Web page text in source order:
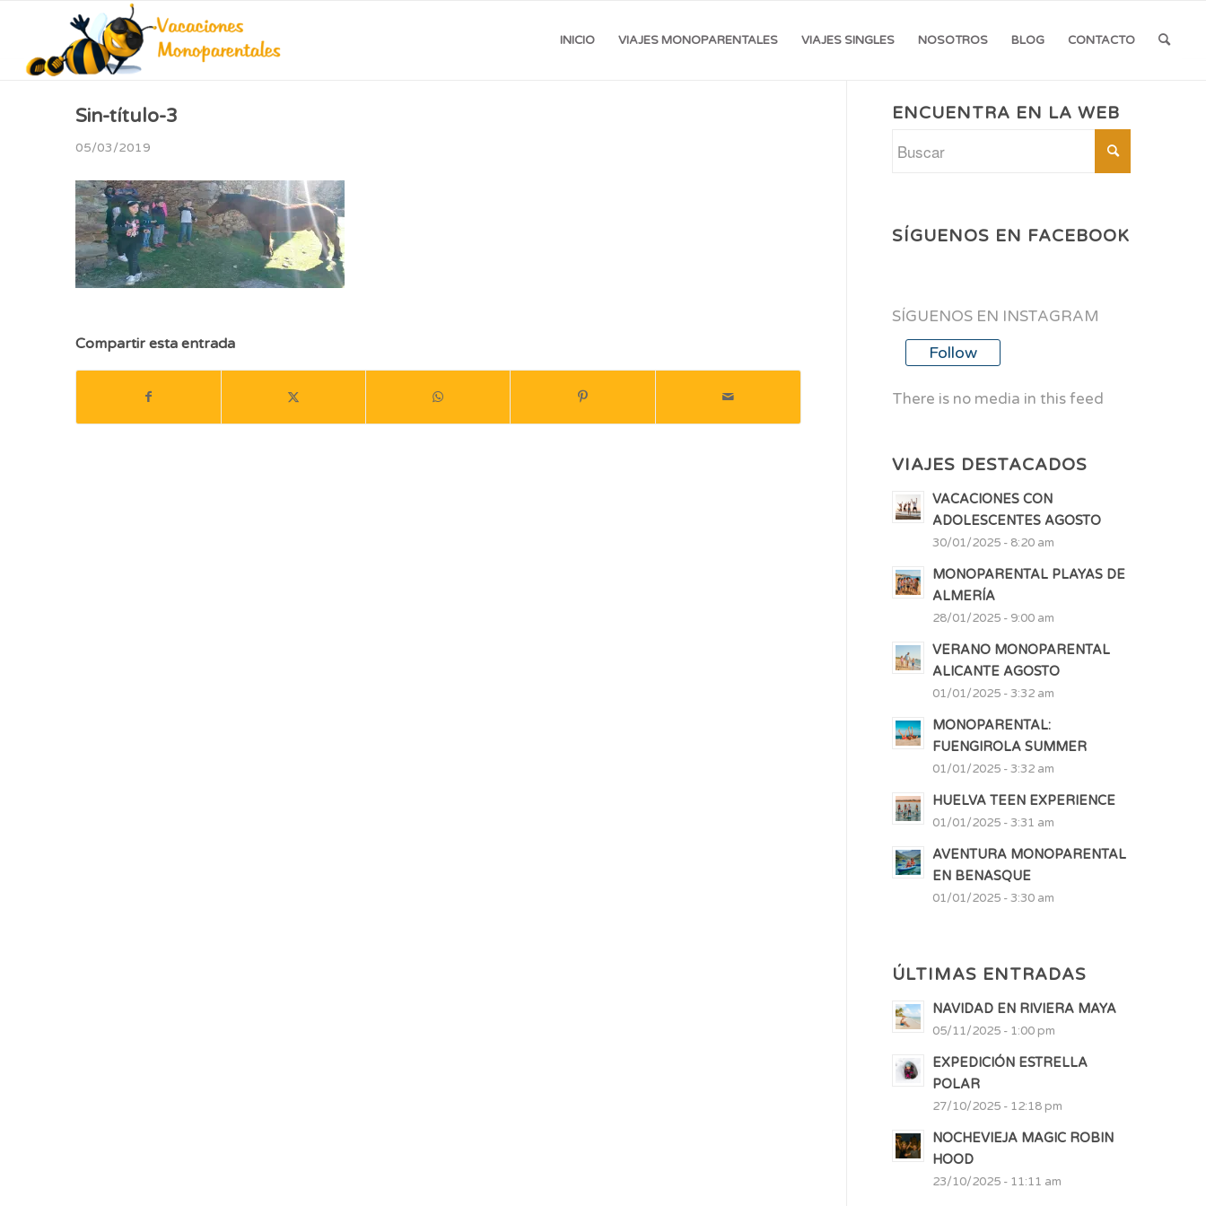
INICIO VIAJES MONOPARENTALES VIAJES SINGLES NOSOTROS BLOG CONTACTO
Sin-título-3
05/03/2019
Compartir esta entrada
ENCUENTRA EN LA WEB
SÍGUENOS EN FACEBOOK
SÍGUENOS EN INSTAGRAM
Follow
There is no media in this feed
VIAJES DESTACADOS
VACACIONES CON
ADOLESCENTES AGOSTO
30/01/2025 - 8:20 am
MONOPARENTAL PLAYAS DE
ALMERÍA
28/01/2025 - 9:00 am
VERANO MONOPARENTAL
ALICANTE AGOSTO
01/01/2025 - 3:32 am
MONOPARENTAL:
FUENGIROLA SUMMER
01/01/2025 - 3:32 am
HUELVA TEEN EXPERIENCE
01/01/2025 - 3:31 am
AVENTURA MONOPARENTAL
EN BENASQUE
01/01/2025 - 3:30 am
ÚLTIMAS ENTRADAS
NAVIDAD EN RIVIERA MAYA
05/11/2025 - 1:00 pm
EXPEDICIÓN ESTRELLA
POLAR
27/10/2025 - 12:18 pm
NOCHEVIEJA MAGIC ROBIN
HOOD
23/10/2025 - 11:11 am